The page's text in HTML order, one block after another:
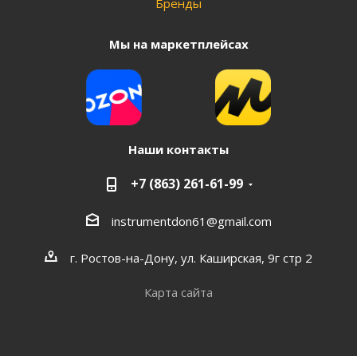
Бренды
Мы на маркетплейсах
Наши контакты
+7 (863) 261-61-99
instrumentdon61@gmail.com
г. Ростов-на-Дону, ул. Каширская, 9г стр 2
Карта сайта